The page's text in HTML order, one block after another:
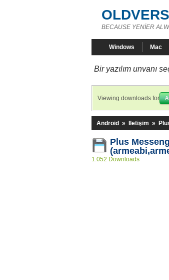
BECAUSE YENİER
Windows Mac
Bir yazılım unvanı
Viewing downloads for
Android » Iletişim »
Plus
1.052 Downloads